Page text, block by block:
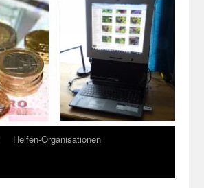
Helfen-Organisationen